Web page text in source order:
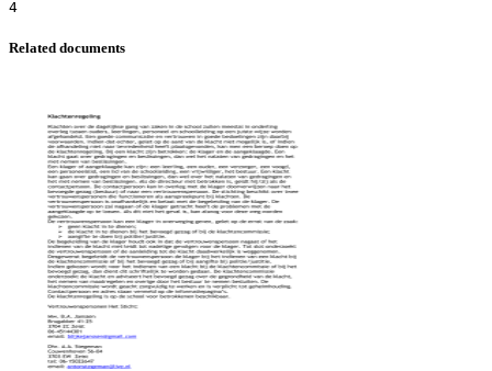
Related documents